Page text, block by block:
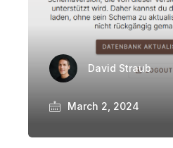
David Straub
March 2, 2024